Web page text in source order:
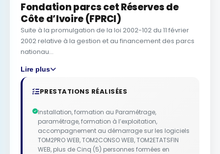
Fondation parcs cet Réserves de
Côte d’Ivoire (FPRCI)
Suite à la promulgation de la loi 2002-102 du 11 février
2002 relative à la gestion et au financement des parcs
nationau...
Lire plus
PRESTATIONS RÉALISÉES
Installation, formation au Paramétrage,
paramétrage, formation à l’exploitation,
accompagnement au démarrage sur les logiciels
TOM2PRO WEB, TOM2CONSO WEB, TOM2ETATSFIN
WEB, plus de Cinq (5) personnes formées en